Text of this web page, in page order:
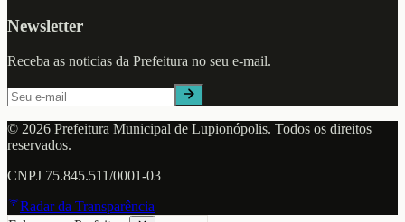
Newsletter
Receba as noticias da Prefeitura no seu e-mail.
© 2026 Prefeitura Municipal de Lupionópolis. Todos os direitos
reservados.
CNPJ 75.845.511/0001-03
Radar da Transparência